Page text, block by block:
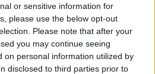
or sensitive information for
please use the below opt-out
Please note that after your
you may continue seeing
on personal information utilized by
disclosed to third parties prior to